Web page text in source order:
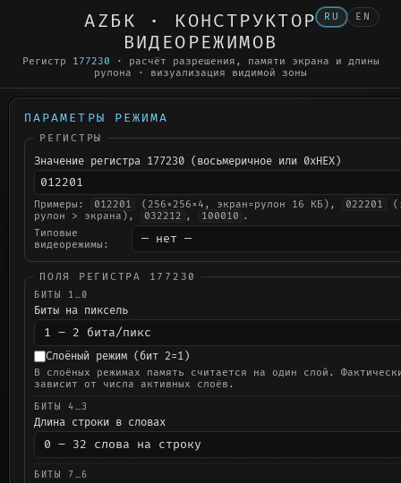
AZБК · КОНСТРУКТОР
ВИДЕОРЕЖИМОВ
Регистр 177230 · расчёт разрешения, памяти экрана и длины
рулона · визуализация видимой зоны
RU EN
ПАРАМЕТРЫ РЕЖИМА
РЕГИСТРЫ
Значение регистра 177230 (восьмеричное или 0xHEX)
Примеры: 012201 (256×256×4, экран=рулон 16 КБ), 022201
рулон > экрана),
032212 , 100010 .
Типовые
видеорежимы:
ПОЛЯ РЕГИСТРА 177230
БИТЫ 1…0
Биты на пиксель
Слоёный режим (бит 2=1)
В слоёных режимах память считается на один слой.
зависит от числа активных слоёв.
БИТЫ 4…3
Длина строки в словах
БИТЫ 7…6